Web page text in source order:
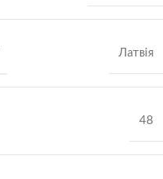
Латвія
48